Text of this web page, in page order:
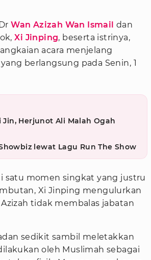
Wan Azizah Wan Ismail dan
Xi Jinping, beserta istrinya,
acara menjelang
berlangsung pada Senin, 1
Herjunot Ali Malah Ogah
lewat Lagu Run The Show
satu momen singkat yang justru
Xi Jinping mengulurkan
tidak membalas jabatan
sedikit sambil meletakkan
oleh Muslimah sebagai